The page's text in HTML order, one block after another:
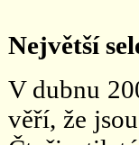
Největší
V dubnu
věří, že